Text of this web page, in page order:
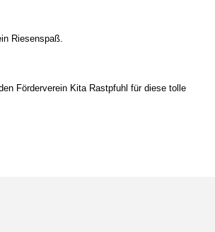
Riesenspaß.
Förderverein Kita Rastpfuhl für diese tolle